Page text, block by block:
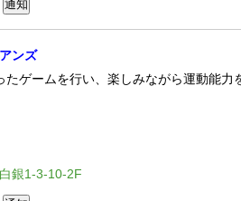
ンズ
たゲームを行い、楽しみながら運動能力
銀1-3-10-2F